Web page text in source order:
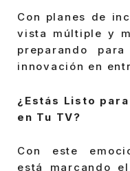
Con planes de
vista múltiple y
preparando
innovación en
¿Estás Listo para
en Tu TV?
Con este
está marcando